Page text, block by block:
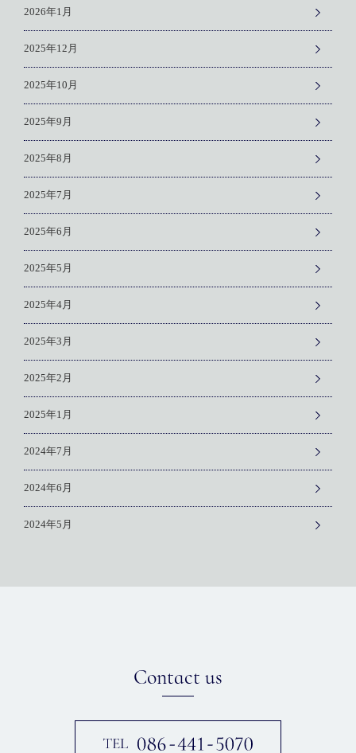
2026年1月
2025年12月
2025年10月
2025年9月
2025年8月
2025年7月
2025年6月
2025年5月
2025年4月
2025年3月
2025年2月
2025年1月
2024年7月
2024年6月
2024年5月
Contact us